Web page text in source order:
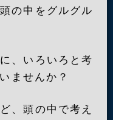
の中をグルグル
、いろいろと考
ませんか？
、頭の中で考え